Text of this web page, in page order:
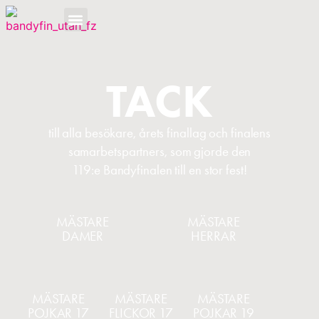
TACK
till alla besökare, årets finallag och finalens
samarbetspartners, som gjorde den
119:e Bandyfinalen till en stor fest!
MÄSTARE
DAMER
MÄSTARE
HERRAR
MÄSTARE
POJKAR 17
MÄSTARE
FLICKOR 17
MÄSTARE
POJKAR 19